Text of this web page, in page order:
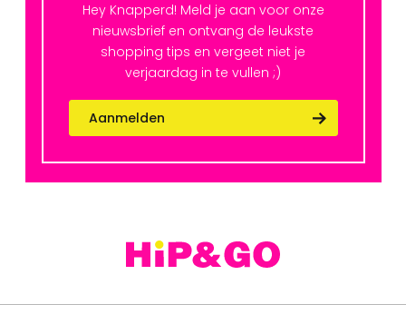
Hey Knapperd! Meld je aan voor onze
nieuwsbrief en ontvang de leukste
shopping tips en vergeet niet je
verjaardag in te vullen ;)
Aanmelden